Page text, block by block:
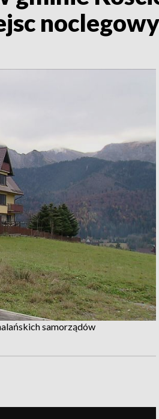
samorządów